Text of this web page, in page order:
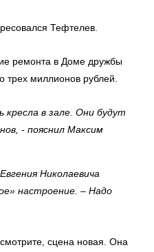
Тефтелев.
ремонта в Доме дружбы
трех миллионов рублей.
кресла в зале. Они будут
- пояснил Максим
Николаевича
настроение. – Надо
сцена новая. Она